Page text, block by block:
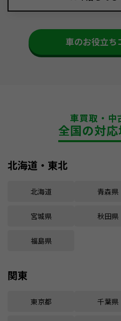
車のお役立ち
車買取・中
全国の対
北海道・東北
北海道 青森県
宮城県 秋田県
福島県
関東
東京都 千葉県